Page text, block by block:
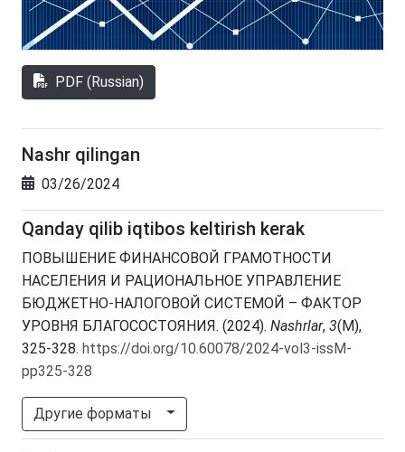
PDF (Russian)
Nashr qilingan
03/26/2024
Qanday qilib iqtibos keltirish kerak
ПОВЫШЕНИЕ ФИНАНСОВОЙ ГРАМОТНОСТИ
НАСЕЛЕНИЯ И РАЦИОНАЛЬНОЕ УПРАВЛЕНИЕ
БЮДЖЕТНО-НАЛОГОВОЙ СИСТЕМОЙ – ФАКТОР
УРОВНЯ БЛАГОСОСТОЯНИЯ. (2024). Nashrlar, 3(M),
325-328. https://doi.org/10.60078/2024-vol3-issM-
pp325-328
Другие форматы